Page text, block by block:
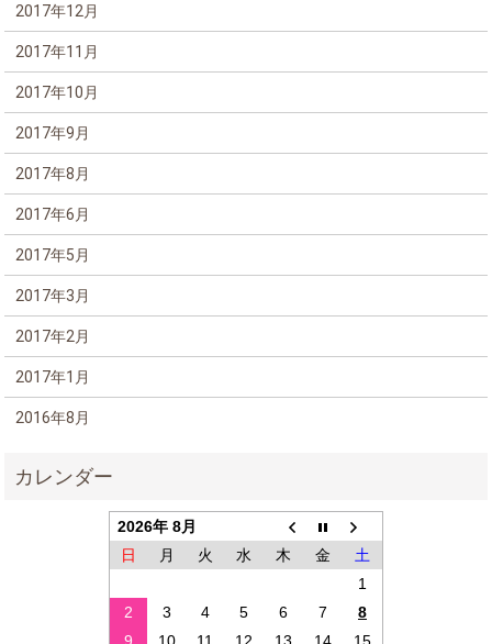
2017年12月
2017年11月
2017年10月
2017年9月
2017年8月
2017年6月
2017年5月
2017年3月
2017年2月
2017年1月
2016年8月
2026年 8月
日
月 火 水 木 金
土
1
2
3 4 5 6 7
8
9
10 11 12 13 14
15